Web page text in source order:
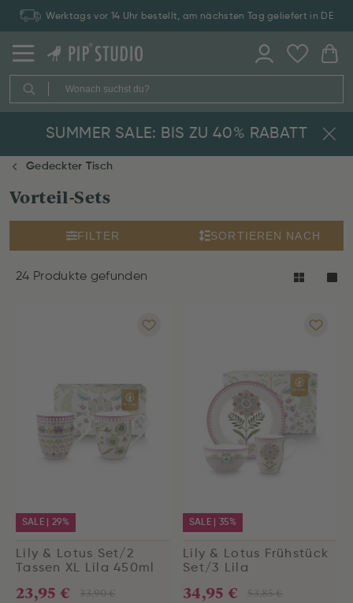
Werktags vor 14 Uhr bestellt, am nächsten Tag geliefert in DE
SUMMER SALE: BIS ZU 40% RABATT
Gedeckter Tisch
Vorteil-Sets
FILTER SORTIEREN NACH
24 Produkte gefunden
SALE | 29%
Lily & Lotus Set/2
Tassen XL Lila 450ml
33,90 €
23,95 €
SALE | 35%
Lily & Lotus Frühstück
Set/3 Lila
53,85 €
34,95 €